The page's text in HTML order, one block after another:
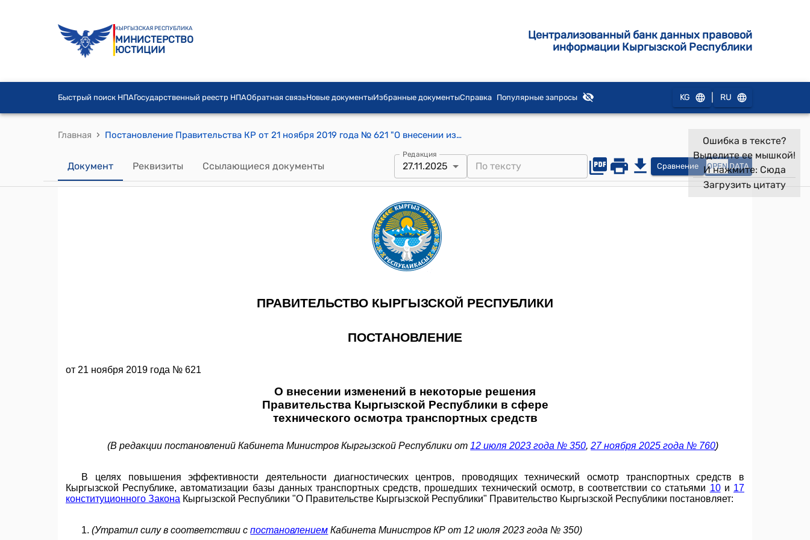
КЫРГЫЗСКАЯ РЕСПУБЛИКА
МИНИСТЕРСТВО
ЮСТИЦИИ
Централизованный банк данных правовой
информации Кыргызской Республики
Быстрый поиск НПАГосударственный реестр НПАОбратная связьНовые документыИзбранные документыСправка Популярные запросы KG RU
Главная › Постановление Правительства КР от 21 ноября 2019 года № 621 "О внесении изменений в некоторые решения Правительства Кыргызской Республики в сфере технического осмотра транспортных средств"
Документ Реквизиты Ссылающиеся документы
Редакция
27.11.2025 Сравнение OPEN DATA
Ошибка в тексте?
Выделите ее мышкой!
И нажмите: Сюда
Загрузить цитату